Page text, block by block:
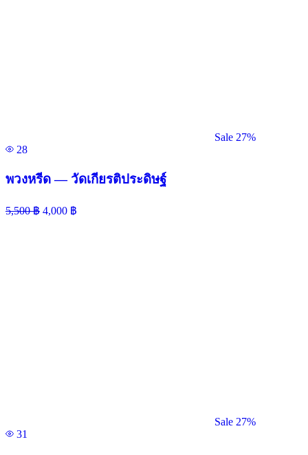
Sale 27%
28
พวงหรีด — วัดเกียรติประดิษฐ์
5,500฿ 4,000 ฿
Sale 27%
31